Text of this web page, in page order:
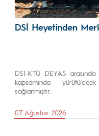
DSİ Heyetinden
DSİ-KTÜ DEYAS
kapsamında
sağlanmıştır.
07 Ağustos 2026